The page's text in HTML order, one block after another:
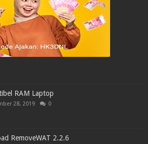
RAM Laptop
28, 2019 0
RemoveWAT 2.2.6